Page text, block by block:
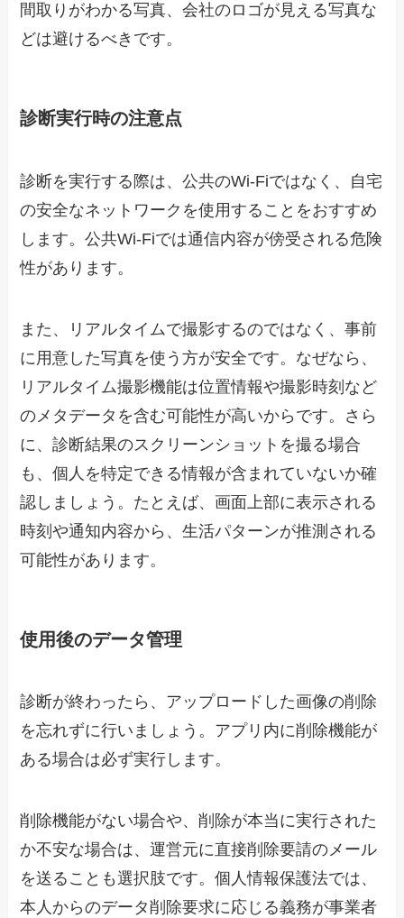
間取りがわかる写真、会社のロゴが見える写真な
どは避けるべきです。
診断実行時の注意点
診断を実行する際は、公共のWi-Fiではなく、自宅
の安全なネットワークを使用することをおすすめ
します。公共Wi-Fiでは通信内容が傍受される危険
性があります。
また、リアルタイムで撮影するのではなく、事前
に用意した写真を使う方が安全です。なぜなら、
リアルタイム撮影機能は位置情報や撮影時刻など
のメタデータを含む可能性が高いからです。さら
に、診断結果のスクリーンショットを撮る場合
も、個人を特定できる情報が含まれていないか確
認しましょう。たとえば、画面上部に表示される
時刻や通知内容から、生活パターンが推測される
可能性があります。
使用後のデータ管理
診断が終わったら、アップロードした画像の削除
を忘れずに行いましょう。アプリ内に削除機能が
ある場合は必ず実行します。
削除機能がない場合や、削除が本当に実行された
か不安な場合は、運営元に直接削除要請のメール
を送ることも選択肢です。個人情報保護法では、
本人からのデータ削除要求に応じる義務が事業者